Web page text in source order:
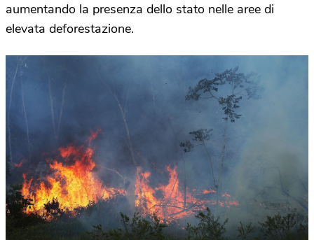
aumentando la presenza dello stato nelle aree di
elevata deforestazione.